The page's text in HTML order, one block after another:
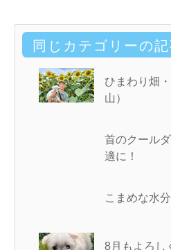
同じカテゴリーの記
ひまわり畑
山）
首のクール
適に！
こまめな水
8月もよろし